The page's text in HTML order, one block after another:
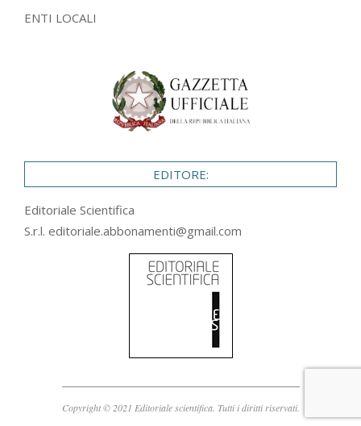
ENTI LOCALI
EDITORE:
Editoriale Scientifica
S.r.l. editoriale.abbonamenti@gmail.com
Copyright © 2021 Editoriale scientifica. Tutti i diritti riservati.